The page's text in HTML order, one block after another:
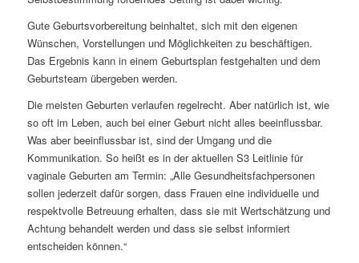
Gute Geburtsvorbereitung beinhaltet, sich mit den eigenen
Wünschen, Vorstellungen und Möglichkeiten zu beschäftigen.
Das Ergebnis kann in einem Geburtsplan festgehalten und dem
Geburtsteam übergeben werden.
Die meisten Geburten verlaufen regelrecht. Aber natürlich ist, wie
so oft im Leben, auch bei einer Geburt nicht alles beeinflussbar.
Was aber beeinflussbar ist, sind der Umgang und die
Kommunikation. So heißt es in der aktuellen S3 Leitlinie für
vaginale Geburten am Termin: „Alle Gesundheitsfachpersonen
sollen jederzeit dafür sorgen, dass Frauen eine individuelle und
respektvolle Betreuung erhalten, dass sie mit Wertschätzung und
Achtung behandelt werden und dass sie selbst informiert
entscheiden können.“